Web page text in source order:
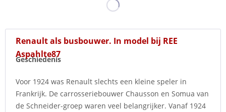
Renault als busbouwer. In model bij REE
Aspahlte87
Geschiedenis
Voor 1924 was Renault slechts een kleine speler in
Frankrijk. De carrosseriebouwer Chausson en Somua van
de Schneider-groep waren veel belangrijker. Vanaf 1924